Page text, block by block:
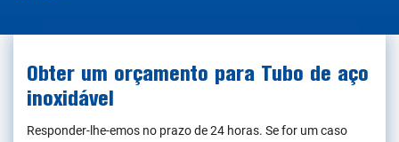
Obter um orçamento para Tubo de aço
inoxidável
Responder-lhe-emos no prazo de 24 horas. Se for um caso